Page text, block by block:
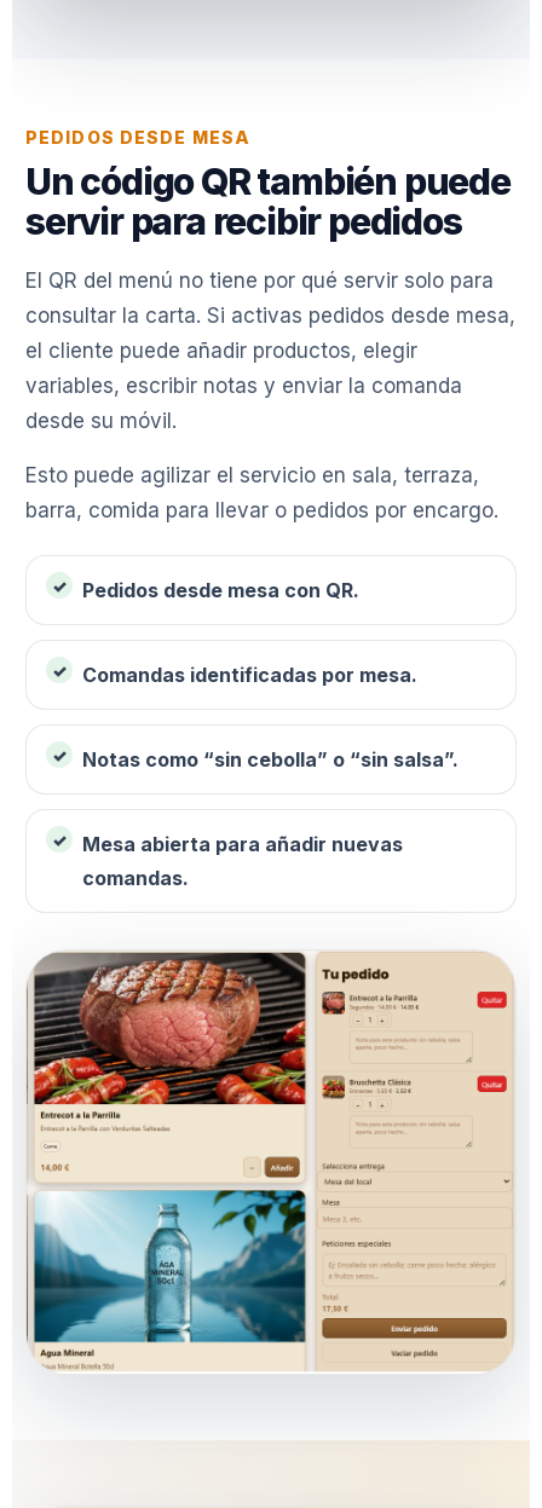
PEDIDOS DESDE MESA
Un código QR también puede
servir para recibir pedidos
El QR del menú no tiene por qué servir solo para
consultar la carta. Si activas pedidos desde mesa,
el cliente puede añadir productos, elegir
variables, escribir notas y enviar la comanda
desde su móvil.
Esto puede agilizar el servicio en sala, terraza,
barra, comida para llevar o pedidos por encargo.
Pedidos desde mesa con QR.
Comandas identificadas por mesa.
Notas como “sin cebolla” o “sin salsa”.
Mesa abierta para añadir nuevas
comandas.